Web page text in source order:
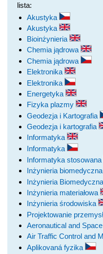
lista:
Akustyka
Akustyka
Bioinżynieria
Chemia jądrowa
Chemia jądrowa
Elektronika
Elektronika
Energetyka
Fizyka plazmy
Geodezja i Kartografia
Geodezja i kartografia
Informatyka
Informatyka
Informatyka stosowana
Inżynieria biomedyczna
Inżynieria Biomedyczna
Inżynieria materiałowa
Inżynieria środowiska
Projektowanie
Aeronautical and
Air Traffic Control and
Aplikovaná fyzika